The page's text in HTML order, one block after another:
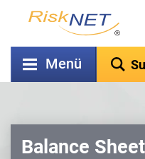
Menü
Balance